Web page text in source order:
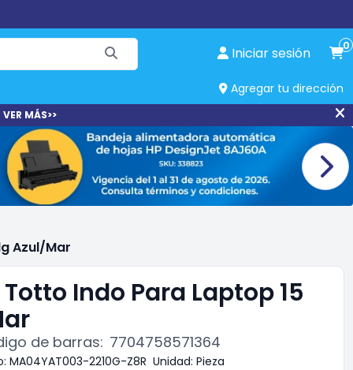
Iniciar sesión 0
Agregar tu dirección
MÁS>>
Azul/Mar
Indo Para Laptop 15
de barras: 7704758571364
MA04YAT003-2210G-Z8R Unidad: Pieza